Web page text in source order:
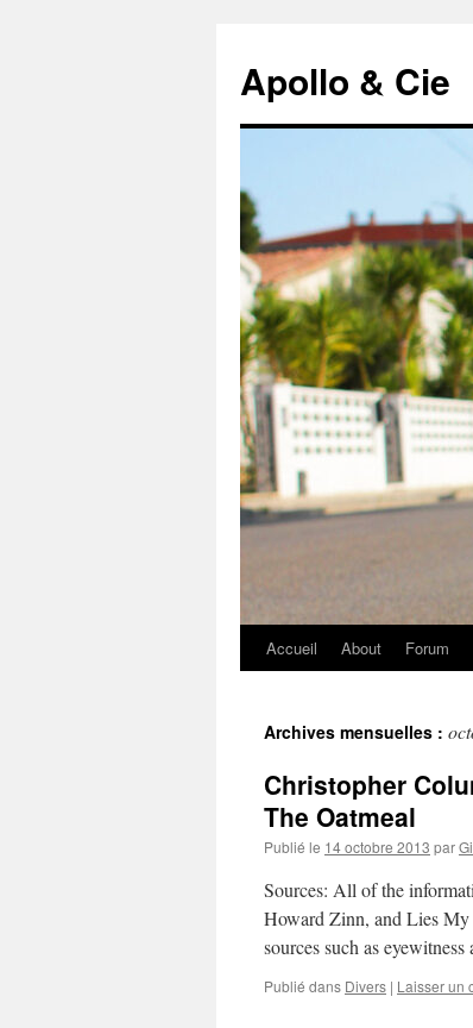
contenu
Apollo & Cie
Accueil About Forum
Archives mensuelles :
Christopher
The Oatmeal
Publié le 14 octobre 2013 par
Sources: All of the
Howard Zinn, and Lies My
sources such as
Publié dans Divers | Laisser un